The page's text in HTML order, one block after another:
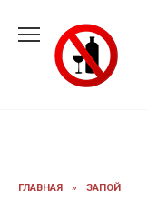
содержанию
ГЛАВНАЯ » ЗАПОЙ